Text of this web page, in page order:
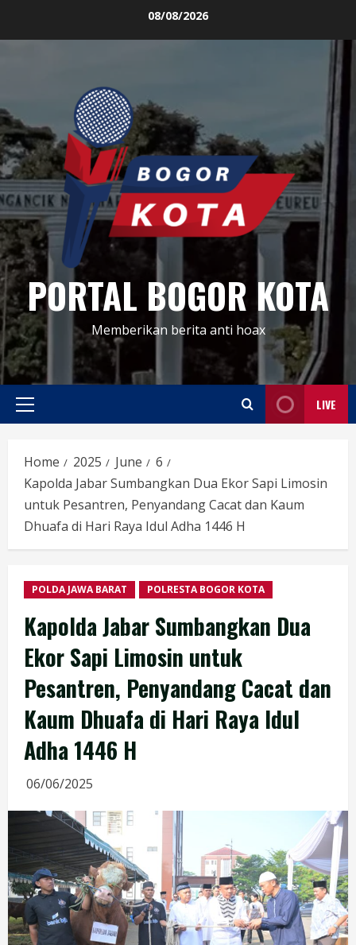
08/08/2026
PORTAL BOGOR KOTA
Memberikan berita anti hoax
Primary
LIVE
Home 2025 June
6
Kapolda Jabar Sumbangkan Dua Ekor Sapi Limosin
untuk Pesantren, Penyandang Cacat dan Kaum
Dhuafa di Hari Raya Idul Adha 1446 H
POLDA JAWA BARAT POLRESTA BOGOR KOTA
Kapolda Jabar Sumbangkan Dua
Ekor Sapi Limosin untuk
Pesantren, Penyandang Cacat dan
Kaum Dhuafa di Hari Raya Idul
Adha 1446 H
06/06/2025